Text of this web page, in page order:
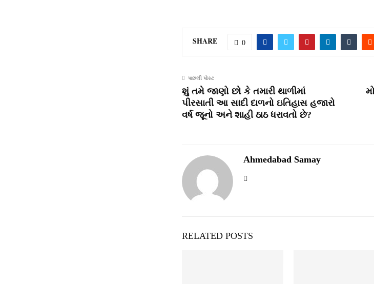
SHARE 0
પાછલી પોસ્ટ
શું તમે જાણો છો કે તમારી થાળીમાં
પીરસાતી આ સાદી દાળનો ઇતિહાસ હજારો
વર્ષ જૂનો અને શાહી ઠાઠ ધરાવતો છે?
Ahmedabad Samay
RELATED POSTS